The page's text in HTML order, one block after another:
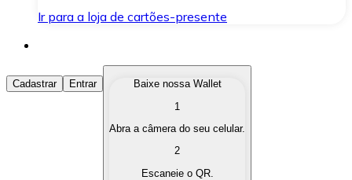
Ir para a loja de cartões-presente
Comprar Criptomoedas
Compre as criptomoedas de seu interesse de forma
Converta suas criptomoedas em moeda fiduciária
Cadastrar Entrar
Baixe nossa Wallet
1
Abra a câmera do seu celular.
2
Escaneie o QR.